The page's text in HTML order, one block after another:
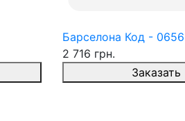
Барселона Код - 0656
2 716 грн.
Заказать